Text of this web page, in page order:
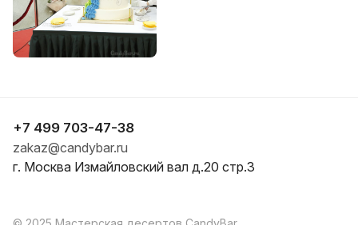
+7 499 703-47-38
zakaz@candybar.ru
г. Москва Измайловский вал д.20 стр.3